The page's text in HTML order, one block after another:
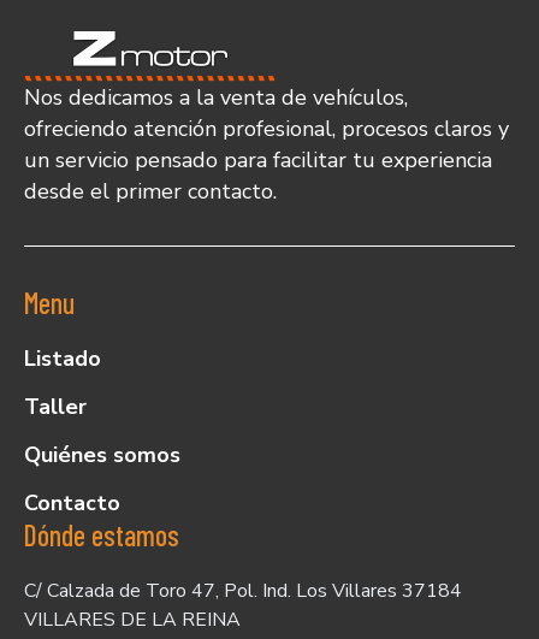
Nos dedicamos a la venta de vehículos,
ofreciendo atención profesional, procesos claros y
un servicio pensado para facilitar tu experiencia
desde el primer contacto.
Menu
Listado
Taller
Quiénes somos
Contacto
Dónde estamos
C/ Calzada de Toro 47, Pol. Ind. Los Villares 37184
VILLARES DE LA REINA